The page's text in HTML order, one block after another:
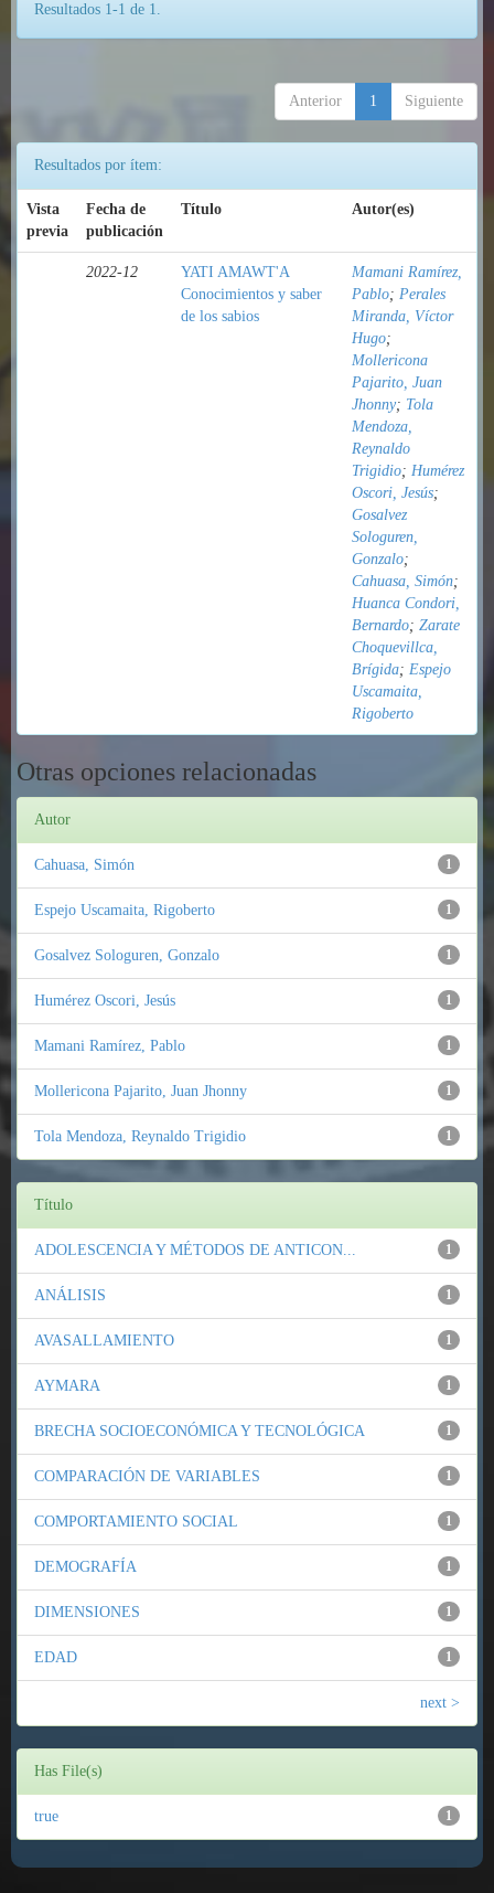
Resultados 1-1 de 1.
Anterior 1 Siguiente
Resultados por ítem:
Vista
previa
Fecha de
publicación
Título Autor(es)
2022-12
YATI AMAWT'A
Conocimientos y saber
de los sabios
Mamani Ramírez,
Pablo; Perales
Miranda, Víctor
Hugo;
Mollericona
Pajarito, Juan
Jhonny; Tola
Mendoza,
Reynaldo
Trigidio; Humérez
Oscori, Jesús;
Gosalvez
Sologuren,
Gonzalo;
Cahuasa, Simón;
Huanca Condori,
Bernardo; Zarate
Choquevillca,
Brígida; Espejo
Uscamaita,
Rigoberto
Otras opciones relacionadas
Autor
1
Cahuasa, Simón
1
Espejo Uscamaita, Rigoberto
1
Gosalvez Sologuren, Gonzalo
1
Humérez Oscori, Jesús
1
Mamani Ramírez, Pablo
1
Mollericona Pajarito, Juan Jhonny
1
Tola Mendoza, Reynaldo Trigidio
Título
1
ADOLESCENCIA Y MÉTODOS DE ANTICON...
1
ANÁLISIS
1
AVASALLAMIENTO
1
AYMARA
1
BRECHA SOCIOECONÓMICA Y TECNOLÓGICA
1
COMPARACIÓN DE VARIABLES
1
COMPORTAMIENTO SOCIAL
1
DEMOGRAFÍA
1
DIMENSIONES
1
EDAD
next >
Has File(s)
1
true